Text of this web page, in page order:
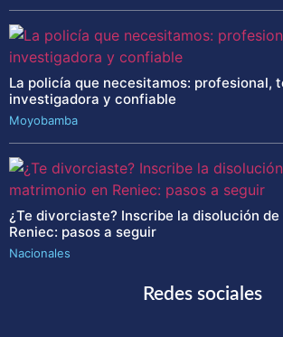
La policía que necesitamos: profesional,
investigadora y confiable
Moyobamba
¿Te divorciaste? Inscribe la disolución
Reniec: pasos a seguir
Nacionales
Redes sociales